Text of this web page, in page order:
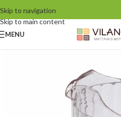
Skip to navigation
Skip to main content
MENU